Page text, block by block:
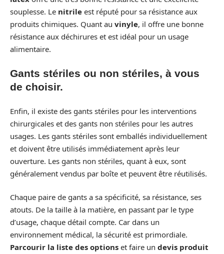
souplesse. Le nitrile est réputé pour sa résistance aux
produits chimiques. Quant au vinyle, il offre une bonne
résistance aux déchirures et est idéal pour un usage
alimentaire.
Gants stériles ou non stériles, à vous
de choisir.
Enfin, il existe des gants stériles pour les interventions
chirurgicales et des gants non stériles pour les autres
usages. Les gants stériles sont emballés individuellement
et doivent être utilisés immédiatement après leur
ouverture. Les gants non stériles, quant à eux, sont
généralement vendus par boîte et peuvent être réutilisés.
Chaque paire de gants a sa spécificité, sa résistance, ses
atouts. De la taille à la matière, en passant par le type
d’usage, chaque détail compte. Car dans un
environnement médical, la sécurité est primordiale.
Parcourir la liste des options et faire un devis produit